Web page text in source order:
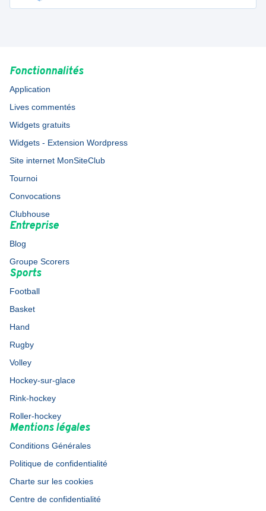
Fonctionnalités
Application
Lives commentés
Widgets gratuits
Widgets - Extension Wordpress
Site internet MonSiteClub
Tournoi
Convocations
Clubhouse
Entreprise
Blog
Groupe Scorers
Sports
Football
Basket
Hand
Rugby
Volley
Hockey-sur-glace
Rink-hockey
Roller-hockey
Mentions légales
Conditions Générales
Politique de confidentialité
Charte sur les cookies
Centre de confidentialité